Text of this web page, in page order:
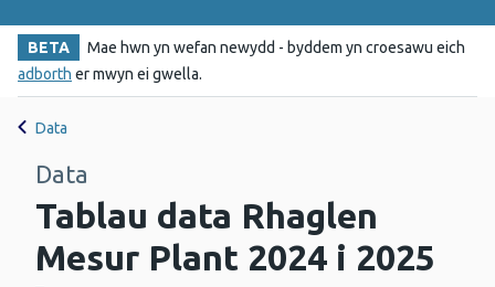
BETA
Mae hwn yn wefan newydd - byddem yn croesawu eich
adborth er mwyn ei gwella.
Data
Data
Tablau data Rhaglen
Mesur Plant 2024 i 2025